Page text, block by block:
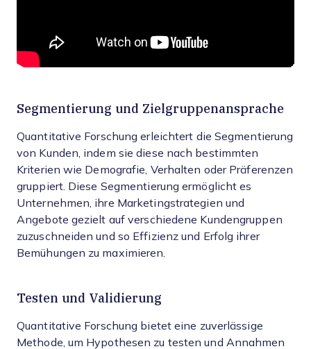
Segmentierung und Zielgruppenansprache
Quantitative Forschung erleichtert die Segmentierung
von Kunden, indem sie diese nach bestimmten
Kriterien wie Demografie, Verhalten oder Präferenzen
gruppiert. Diese Segmentierung ermöglicht es
Unternehmen, ihre Marketingstrategien und
Angebote gezielt auf verschiedene Kundengruppen
zuzuschneiden und so Effizienz und Erfolg ihrer
Bemühungen zu maximieren.
Testen und Validierung
Quantitative Forschung bietet eine zuverlässige
Methode, um Hypothesen zu testen und Annahmen